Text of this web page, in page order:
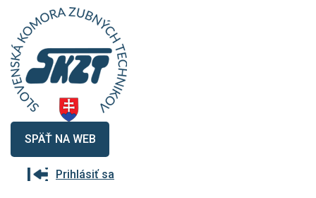
SPÄŤ NA WEB
Prihlásiť sa